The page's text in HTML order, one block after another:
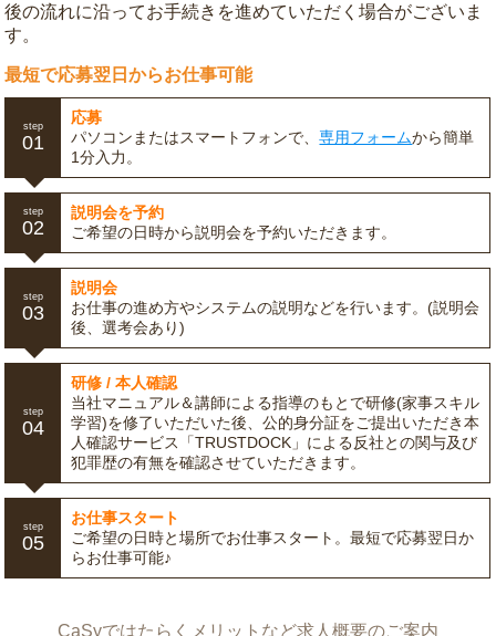
後の流れに沿ってお手続きを進めていただく場合がございま
す。
最短で応募翌日からお仕事可能
step
01
応募
パソコンまたはスマートフォンで、専用フォームから簡単
1分入力。
step
02
説明会を予約
ご希望の日時から説明会を予約いただきます。
step
03
説明会
お仕事の進め方やシステムの説明などを行います。(説明会
後、選考会あり)
step
04
研修 / 本人確認
当社マニュアル＆講師による指導のもとで研修(家事スキル
学習)を修了いただいた後、公的身分証をご提出いただき本
人確認サービス「TRUSTDOCK」による反社との関与及び
犯罪歴の有無を確認させていただきます。
step
05
お仕事スタート
ご希望の日時と場所でお仕事スタート。最短で応募翌日か
らお仕事可能♪
CaSyではたらくメリットなど求人概要のご案内